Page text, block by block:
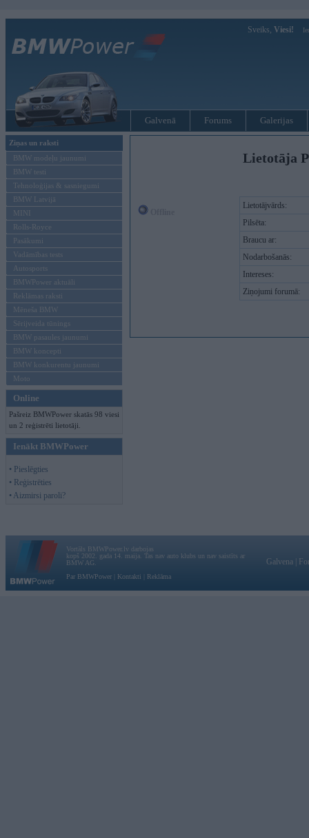
Sveiks, Viesi!
Galvenā Forums Galerijas
Ziņas un raksti
BMW modeļu jaunumi
BMW testi
Tehnoloģijas & sasniegumi
BMW Latvijā
MINI
Rolls-Royce
Pasākumi
Vadāmības tests
Autosports
BMWPower aktuāli
Reklāmas raksti
Mēneša BMW
Sērijveida tūnings
BMW pasaules jaunumi
BMW koncepti
BMW konkurentu jaunumi
Moto
Online
Pašreiz BMWPower skatās 98 viesi
un 2 reģistrēti lietotāji.
Ienākt BMWPower
• Pieslēgties
• Reģistrēties
• Aizmirsi paroli?
Lietotāja
Lietotājvārds:
Pilsēta:
Braucu ar:
Nodarbošanās:
Intereses:
Ziņojumi forumā:
Vortāls BMWPower.lv darbojas
kopš 2002. gada 14. maija. Tas nav auto klubs un nav saistīts ar
BMW AG.
Par BMWPower
Kontakti Reklāma
Galvena